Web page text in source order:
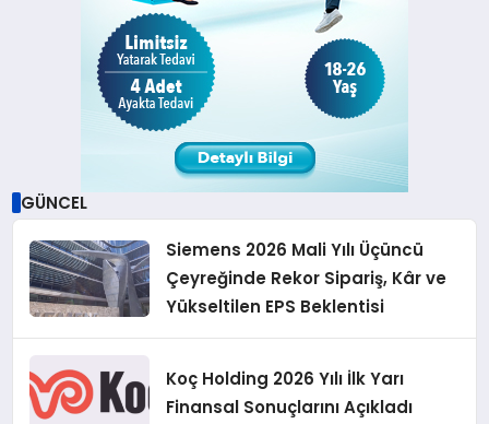
GÜNCEL
Siemens 2026 Mali Yılı Üçüncü
Çeyreğinde Rekor Sipariş, Kâr ve
Yükseltilen EPS Beklentisi
Koç Holding 2026 Yılı İlk Yarı
Finansal Sonuçlarını Açıkladı